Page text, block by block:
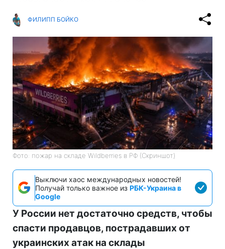
ФИЛИПП БОЙКО
Фото: пожар на складе Wildberries в РФ (Скриншот)
Выключи хаос международных новостей!
Получай только важное из РБК-Украина в
Google
У России нет достаточно средств, чтобы
спасти продавцов, пострадавших от
украинских атак на склады